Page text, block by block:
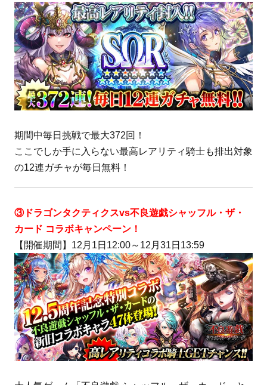
期間中毎日挑戦で最大372回！
ここでしか手に入らない最高レアリティ騎士も排出対象
の12連ガチャが毎日無料！
③ドラゴンタクティクスvs不良遊戯シャッフル・ザ・
カード コラボキャンペーン！
【開催期間】12月1日12:00～12月31日13:59